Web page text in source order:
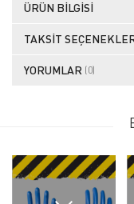
ÜRÜN BILGISI
TAKSIT
YORUMLAR (0)